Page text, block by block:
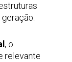
, o
relevante